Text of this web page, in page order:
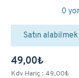
0
49,00₺
Kdv Hariç : 49,00₺
Satın